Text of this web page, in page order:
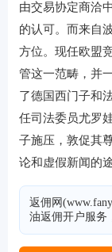
由交易协定商洽
的认可。而来自
方位。现任欧盟
管这一范畴，并
了德国西门子和
任司法委员尤罗
子施压，敦促其
论和虚假新闻的途
返佣网
油返佣开户服务